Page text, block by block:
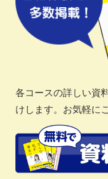
各コースの詳しい資
けします。お気軽に